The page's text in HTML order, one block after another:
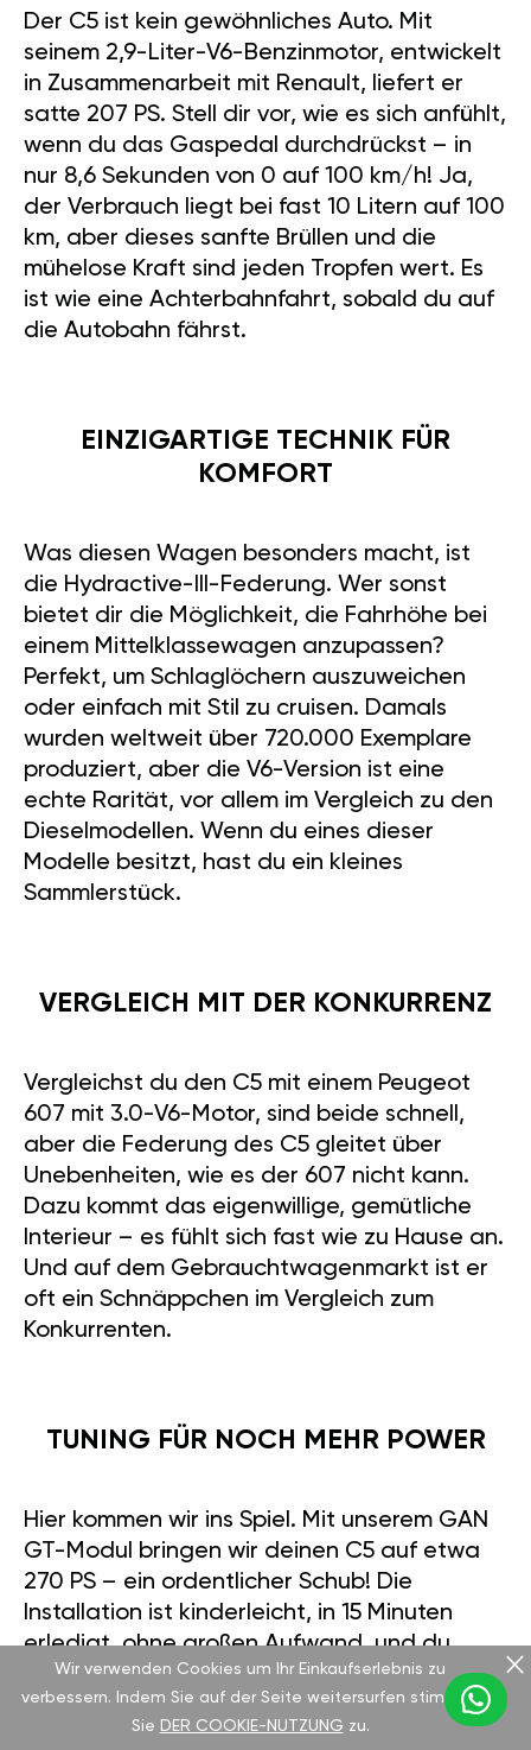
Der C5 ist kein gewöhnliches Auto. Mit
seinem 2,9-Liter-V6-Benzinmotor, entwickelt
in Zusammenarbeit mit Renault, liefert er
satte 207 PS. Stell dir vor, wie es sich anfühlt,
wenn du das Gaspedal durchdrückst – in
nur 8,6 Sekunden von 0 auf 100 km/h! Ja,
der Verbrauch liegt bei fast 10 Litern auf 100
km, aber dieses sanfte Brüllen und die
mühelose Kraft sind jeden Tropfen wert. Es
ist wie eine Achterbahnfahrt, sobald du auf
die Autobahn fährst.
EINZIGARTIGE TECHNIK FÜR
KOMFORT
Was diesen Wagen besonders macht, ist
die Hydractive-III-Federung. Wer sonst
bietet dir die Möglichkeit, die Fahrhöhe bei
einem Mittelklassewagen anzupassen?
Perfekt, um Schlaglöchern auszuweichen
oder einfach mit Stil zu cruisen. Damals
wurden weltweit über 720.000 Exemplare
produziert, aber die V6-Version ist eine
echte Rarität, vor allem im Vergleich zu den
Dieselmodellen. Wenn du eines dieser
Modelle besitzt, hast du ein kleines
Sammlerstück.
VERGLEICH MIT DER KONKURRENZ
Vergleichst du den C5 mit einem Peugeot
607 mit 3.0-V6-Motor, sind beide schnell,
aber die Federung des C5 gleitet über
Unebenheiten, wie es der 607 nicht kann.
Dazu kommt das eigenwillige, gemütliche
Interieur – es fühlt sich fast wie zu Hause an.
Und auf dem Gebrauchtwagenmarkt ist er
oft ein Schnäppchen im Vergleich zum
Konkurrenten.
TUNING FÜR NOCH MEHR POWER
Hier kommen wir ins Spiel. Mit unserem GAN
GT-Modul bringen wir deinen C5 auf etwa
270 PS – ein ordentlicher Schub! Die
Installation ist kinderleicht, in 15 Minuten
erledigt, ohne großen Aufwand, und du
steuerst alles per App. Sportmodus für den
Kick, Eco-Modus, wenn du sparsam
unterwegs sein willst. Dazu bieten wir eine
Wir verwenden Cookies um Ihr Einkaufserlebnis zu
verbessern. Indem Sie auf der Seite weitersurfen stimmen
Sie DER COOKIE-NUTZUNG zu.